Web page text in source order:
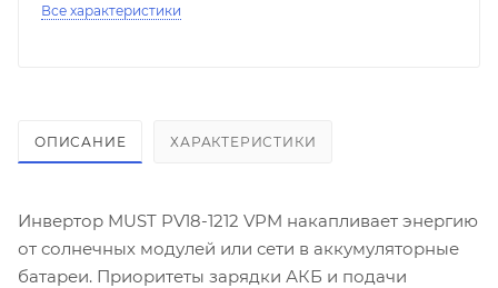
Все характеристики
ОПИСАНИЕ ХАРАКТЕРИСТИКИ
Инвертор MUST PV18-1212 VPM накапливает энергию
от солнечных модулей или сети в аккумуляторные
батареи. Приоритеты зарядки АКБ и подачи